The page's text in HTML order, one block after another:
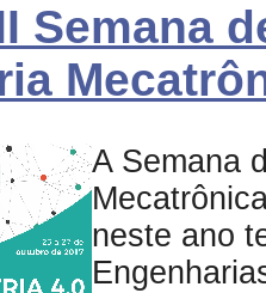
Semana
A Semana
neste ano